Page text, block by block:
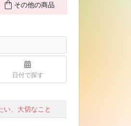
その他の商品
日付で探す
い、大切なこと